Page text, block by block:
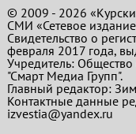
© 2009 - 2026
СМИ «Сетевое
Свидетельство о
февраля 2017 года,
Учредитель: Общество
"Смарт Медиа Групп".
Главный редактор:
Контактные данные
izvestia@yandex.ru